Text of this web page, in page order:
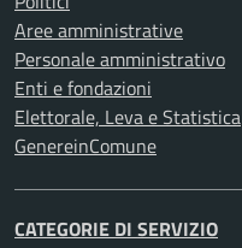
Aree amministrative
Personale amministrativo
Enti e fondazioni
Elettorale, Leva e Statistica
GenereinComune
CATEGORIE DI SERVIZIO